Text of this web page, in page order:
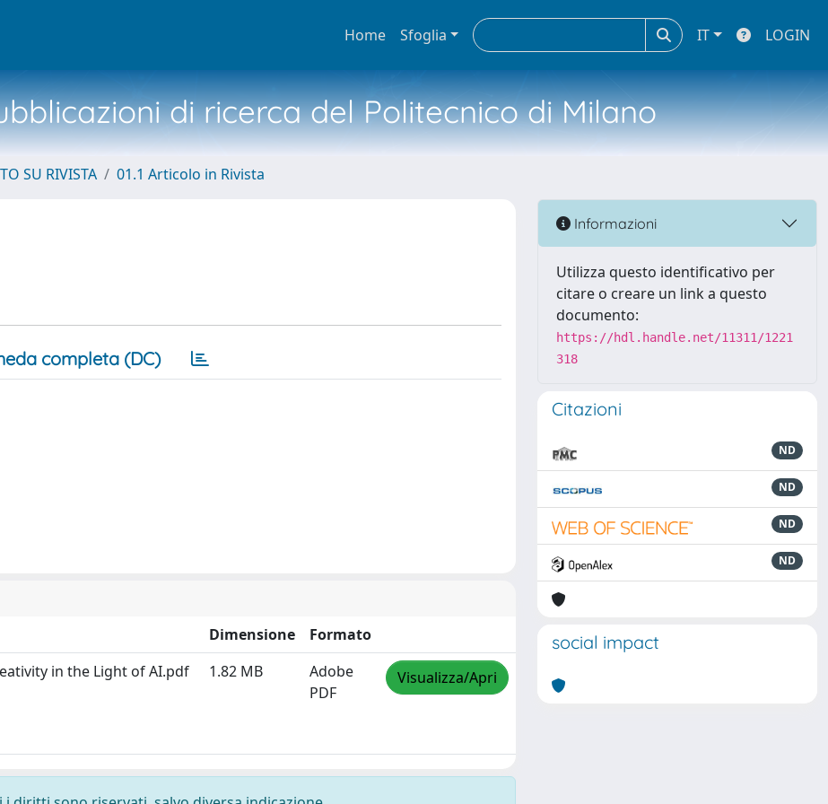
Home Sfoglia IT LOGIN
di ricerca del Politecnico di Milano
SU RIVISTA 01.1 Articolo in Rivista
completa (DC)
Dimensione
Formato
in the Light of AI.pdf
1.82 MB
Adobe
PDF
Visualizza/Apri
Informazioni
Utilizza questo identificativo per
citare o creare un link a questo
documento:
https://hdl.handle.net/11311/1221
318
Citazioni
ND
ND
ND
ND
social impact